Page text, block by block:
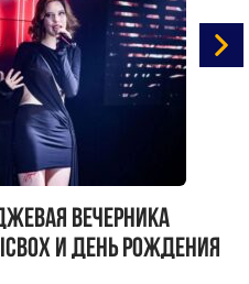
вечерника
и день рождения